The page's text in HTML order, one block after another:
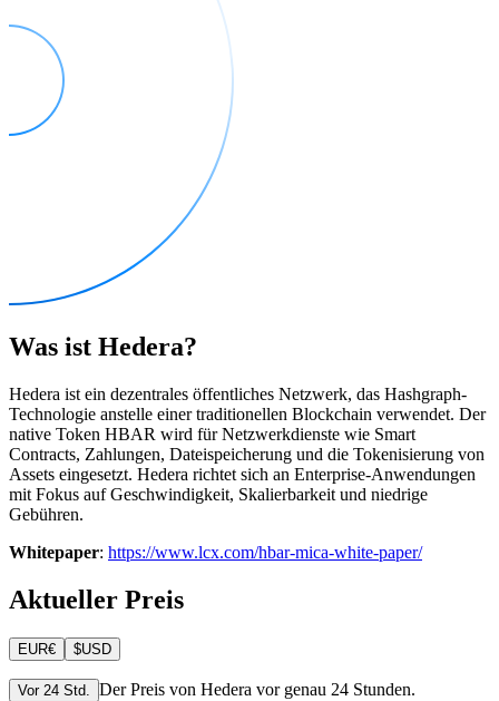
Was ist Hedera?
Hedera ist ein dezentrales öffentliches Netzwerk, das Hashgraph-
Technologie anstelle einer traditionellen Blockchain verwendet. Der
native Token HBAR wird für Netzwerkdienste wie Smart
Contracts, Zahlungen, Dateispeicherung und die Tokenisierung von
Assets eingesetzt. Hedera richtet sich an Enterprise-Anwendungen
mit Fokus auf Geschwindigkeit, Skalierbarkeit und niedrige
Gebühren.
Whitepaper: https://www.lcx.com/hbar-mica-white-paper/
Aktueller Preis
EUR€ $USD
Vor 24 Std. Der Preis von Hedera vor genau 24 Stunden.